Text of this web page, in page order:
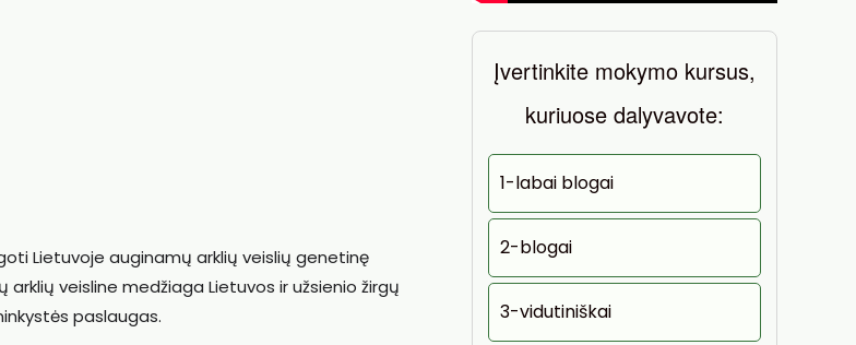
Lietuvoje auginamų arklių veislių genetinę
veisline medžiaga Lietuvos ir užsienio žirgų
paslaugas.
Įvertinkite mokymo kursus,
kuriuose dalyvavote:
1-labai blogai
2-blogai
3-vidutiniškai